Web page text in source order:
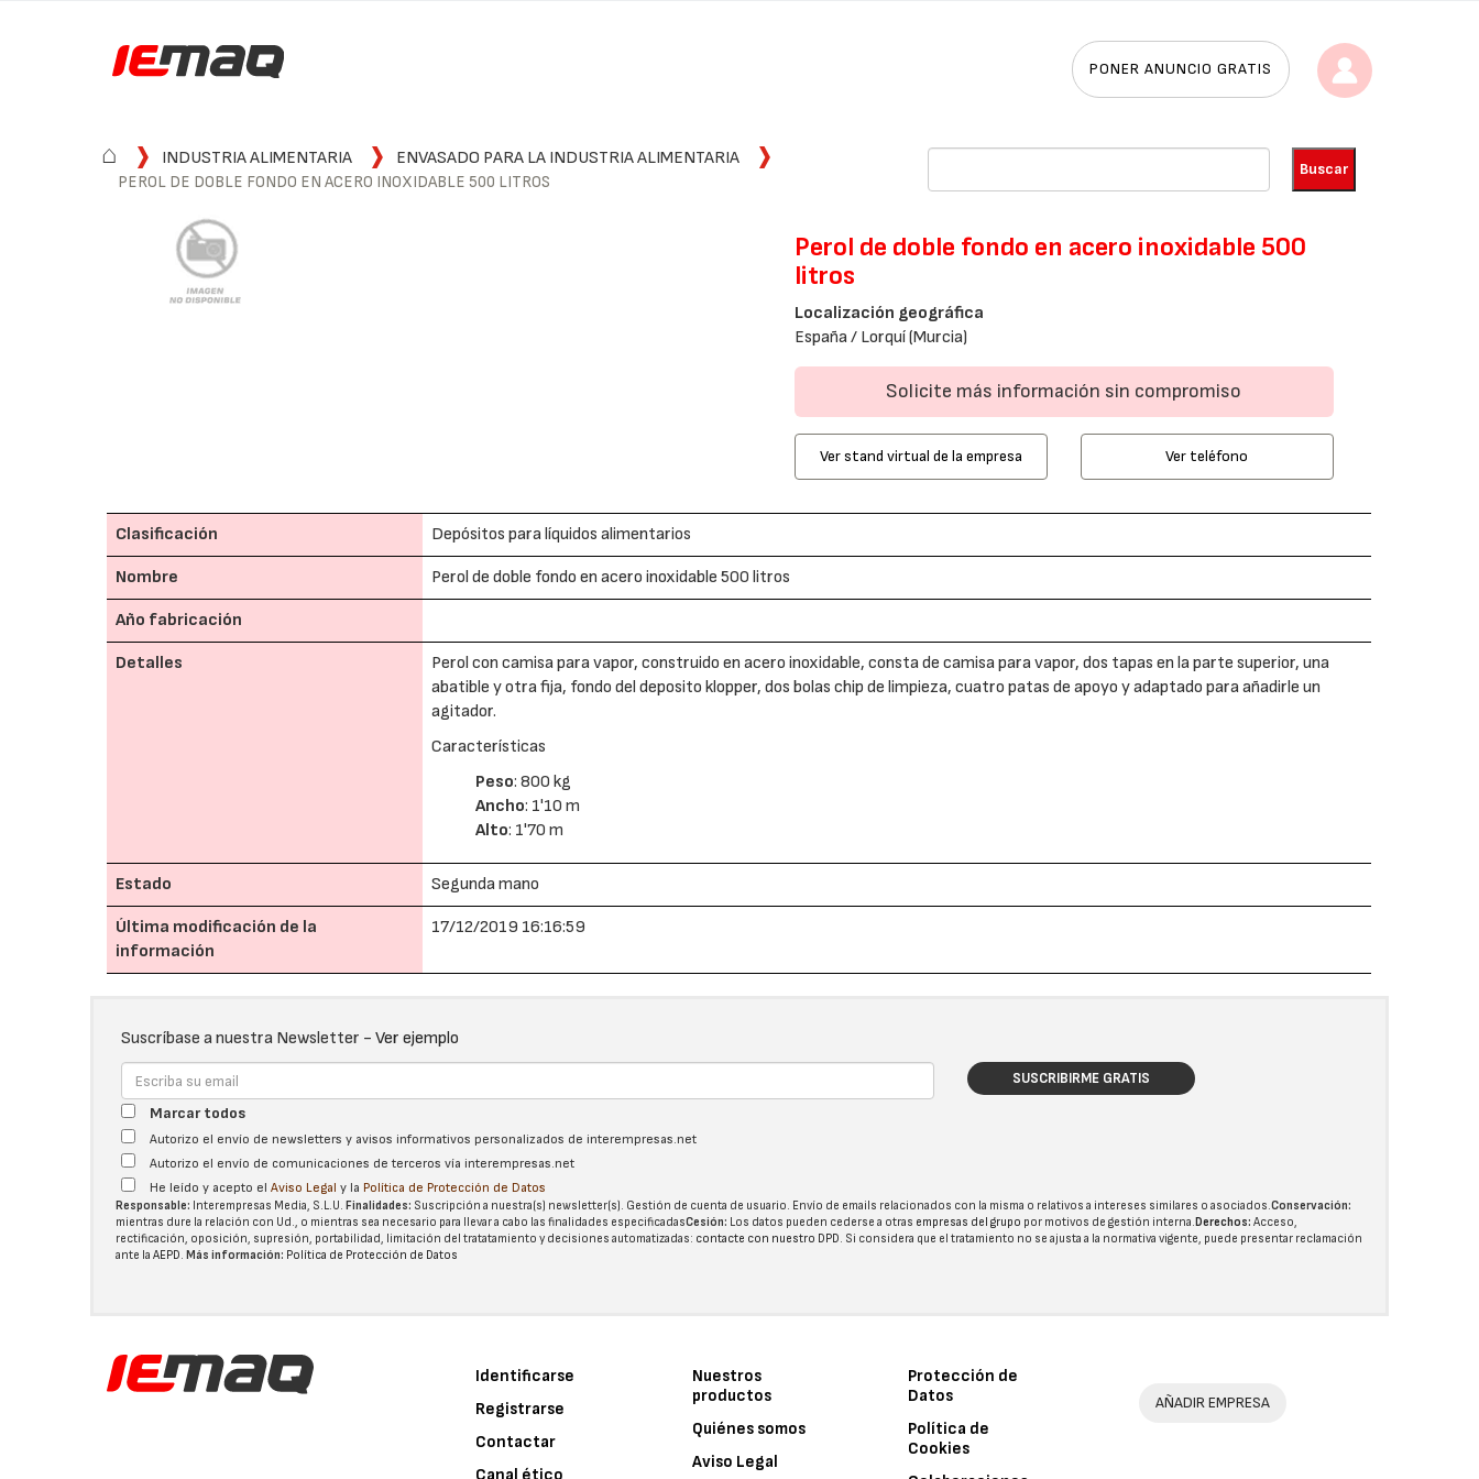
PONER ANUNCIO GRATIS
⌂ INDUSTRIA ALIMENTARIA
ENVASADO PARA LA INDUSTRIA ALIMENTARIA
PEROL DE DOBLE FONDO EN ACERO INOXIDABLE 500 LITROS
Perol de doble fondo en acero inoxidable 500
litros
Localización geográfica
España / Lorquí (Murcia)
Solicite más información sin compromiso
Ver stand virtual de la empresa Ver teléfono
Clasificación Depósitos para líquidos alimentarios
Nombre Perol de doble fondo en acero inoxidable 500 litros
Año fabricación
Detalles
Perol con camisa para vapor, construido en acero inoxidable, consta de camisa para vapor, dos tapas en la parte superior, una
abatible y otra fija, fondo del deposito klopper, dos bolas chip de limpieza, cuatro patas de apoyo y adaptado para añadirle un
agitador.
Características
Peso: 800 kg
Ancho: 1'10 m
Alto: 1'70 m
Estado Segunda mano
Última modificación de la
información
17/12/2019 16:16:59
Suscríbase a nuestra Newsletter -Ver ejemplo
SUSCRIBIRME GRATIS
Marcar todos
Autorizo el envío de newsletters y avisos informativos personalizados de interempresas.net
Autorizo el envío de comunicaciones de terceros vía interempresas.net
He leído y acepto elAviso Legal y la Política de Protección de Datos
Responsable: Interempresas Media, S.L.U.Finalidades: Suscripción a nuestra(s) newsletter(s). Gestión de cuenta de usuario. Envío de emails relacionados con la misma o relativos a intereses similares o asociados.Conservación:
mientras dure la relación con Ud., o mientras sea necesario para llevar a cabo las finalidades especificadasCesión: Los datos pueden cederse a otras empresas del grupo por motivos de gestión interna.Derechos: Acceso,
rectificación, oposición, supresión, portabilidad, limitación del tratatamiento y decisiones automatizadas: contacte con nuestro DPD. Si considera que el tratamiento no se ajusta a la normativa vigente, puede presentar reclamación
ante laAEPD.Más información: Política de Protección de Datos
Identificarse
Registrarse
Contactar
Nuestros
productos
Quiénes somos
Aviso Legal
Protección de
Datos
Política de
Cookies
AÑADIR EMPRESA